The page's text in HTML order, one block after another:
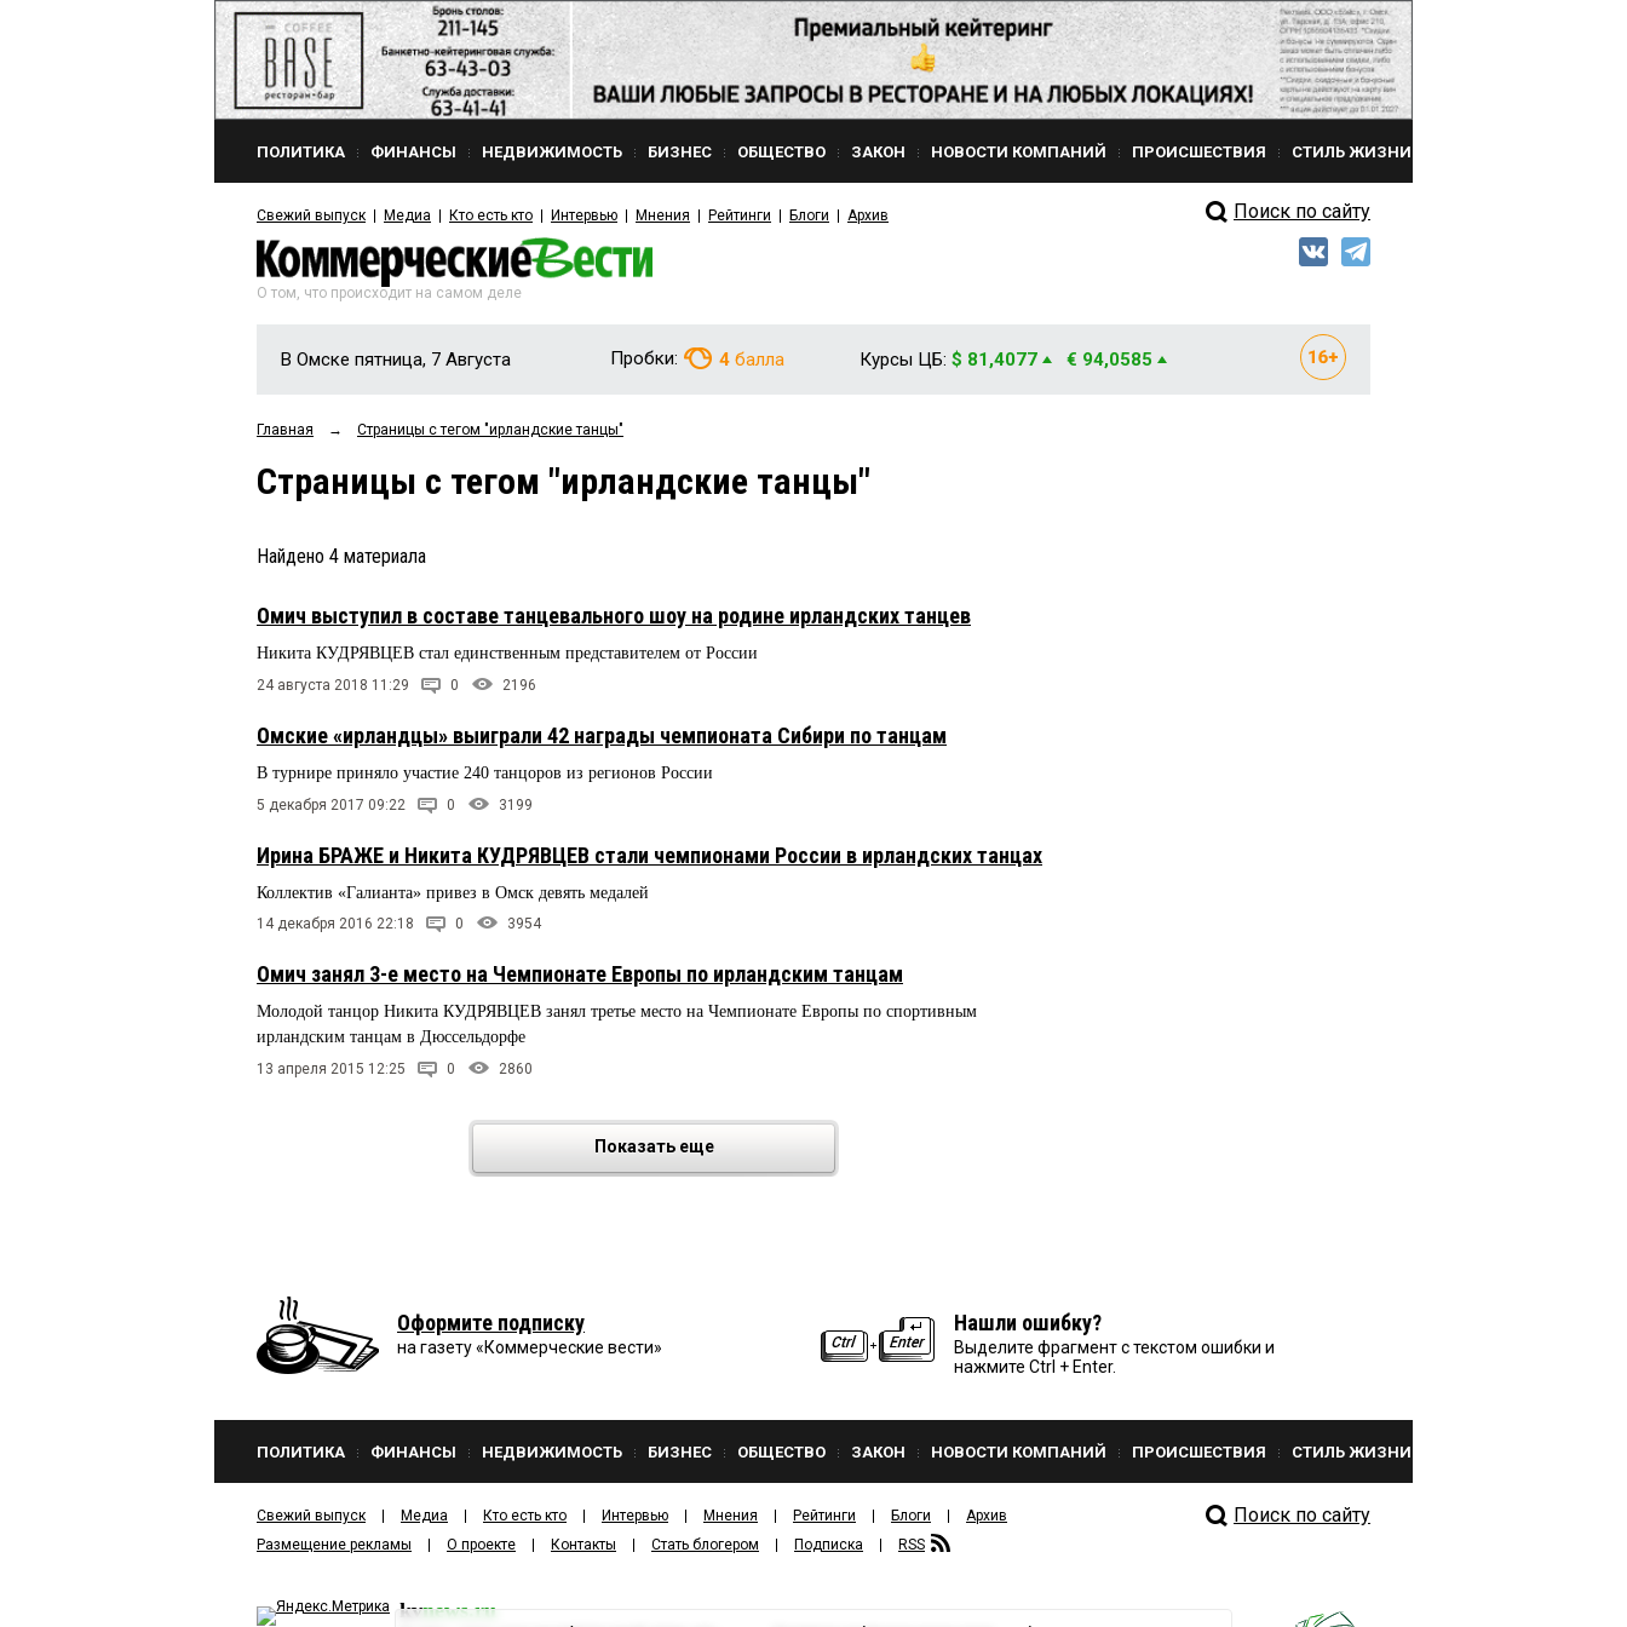
ПОЛИТИКА ФИНАНСЫ НЕДВИЖИМОСТЬ БИЗНЕС ОБЩЕСТВО ЗАКОН НОВОСТИ КОМПАНИЙ ПРОИСШЕСТВИЯ СТИЛЬ ЖИЗНИ
Свежий выпуск Медиа Кто есть кто Интервью Мнения Рейтинги Блоги Архив Поиск по сайту
О том, что происходит на самом деле
В Омске пятница, 7 Августа Пробки: 4 балла Курсы ЦБ: $ 81,4077 € 94,0585
Главная → Страницы c тегом "ирландские танцы"
Страницы c тегом "ирландские танцы"
Найдено 4 материала
Омич выступил в составе танцевального шоу на родине ирландских танцев
Никита КУДРЯВЦЕВ стал единственным представителем от России
24 августа 2018 11:29 0 2196
Омские «ирландцы» выиграли 42 награды чемпионата Сибири по танцам
В турнире приняло участие 240 танцоров из регионов России
5 декабря 2017 09:22 0 3199
Ирина БРАЖЕ и Никита КУДРЯВЦЕВ стали чемпионами России в ирландских танцах
Коллектив «Галианта» привез в Омск девять медалей
14 декабря 2016 22:18 0 3954
Омич занял 3-е место на Чемпионате Европы по ирландским танцам
Молодой танцор Никита КУДРЯВЦЕВ занял третье место на Чемпионате Европы по спортивным
ирландским танцам в Дюссельдорфе
13 апреля 2015 12:25 0 2860
Показать еще
Оформите подписку
на газету «Коммерческие вести»
Нашли ошибку?
Выделите фрагмент с текстом ошибки и
нажмите Ctrl + Enter.
ПОЛИТИКА ФИНАНСЫ НЕДВИЖИМОСТЬ БИЗНЕС ОБЩЕСТВО ЗАКОН НОВОСТИ КОМПАНИЙ ПРОИСШЕСТВИЯ СТИЛЬ ЖИЗНИ
Свежий выпуск Медиа Кто есть кто Интервью Мнения Рейтинги Блоги
Архив
Размещение рекламы
О проекте Контакты Стать блогером Подписка RSS
Поиск по сайту
kvnews.ru